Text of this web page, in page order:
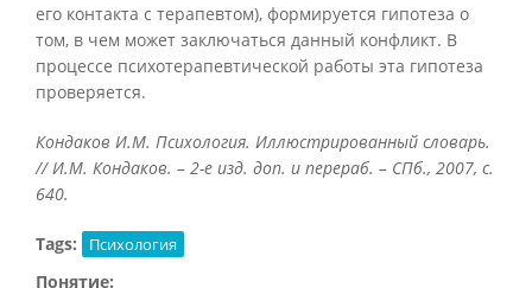
его контакта с терапевтом), формируется гипотеза о
том, в чем может заключаться данный конфликт. В
процессе психотерапевтической работы эта гипотеза
проверяется.
Кондаков И.М. Психология. Иллюстрированный словарь.
// И.М. Кондаков. – 2-е изд. доп. и перераб. – СПб., 2007, с.
640.
Tags: Психология
Понятие: